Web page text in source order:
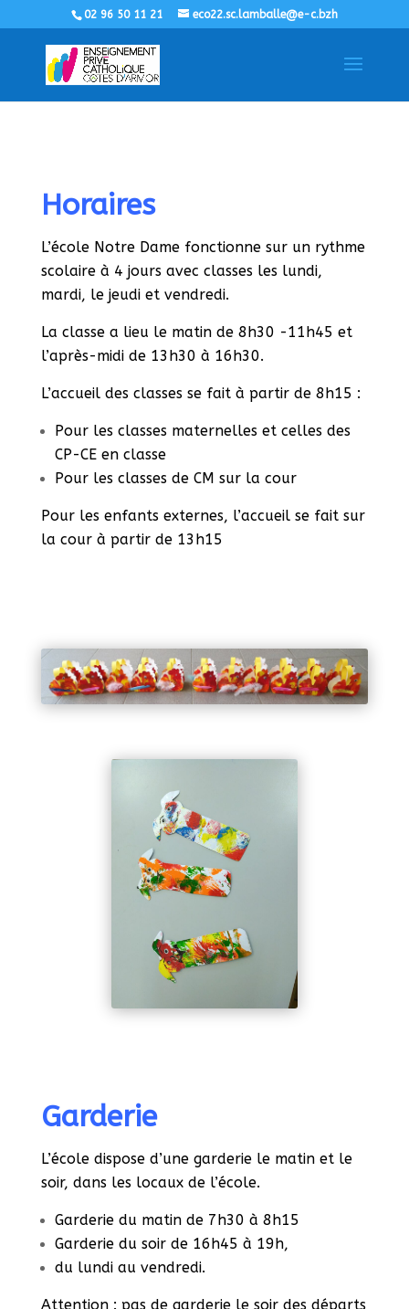
02 96 50 11 21 eco22.sc.lamballe@e-c.bzh
Horaires
L’école Notre Dame fonctionne sur un rythme
scolaire à 4 jours avec classes les lundi,
mardi, le jeudi et vendredi.
La classe a lieu le matin de 8h30 -11h45 et
l’après-midi de 13h30 à 16h30.
L’accueil des classes se fait à partir de 8h15 :
Pour les classes maternelles et celles des
CP-CE en classe
Pour les classes de CM sur la cour
Pour les enfants externes, l’accueil se fait sur
la cour à partir de 13h15
Garderie
L’école dispose d’une garderie le matin et le
soir, dans les locaux de l’école.
Garderie du matin de 7h30 à 8h15
Garderie du soir de 16h45 à 19h,
du lundi au vendredi.
Attention : pas de garderie le soir des départs